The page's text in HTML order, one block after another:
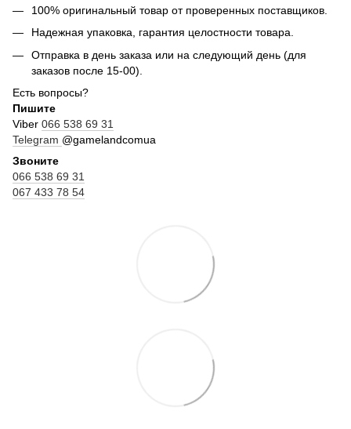
100% оригинальный товар от проверенных поставщиков.
Надежная упаковка, гарантия целостности товара.
Отправка в день заказа или на следующий день (для
заказов после 15-00).
Есть вопросы?
Пишите
Viber 066 538 69 31
Telegram @gamelandcomua
Звоните
066 538 69 31
067 433 78 54